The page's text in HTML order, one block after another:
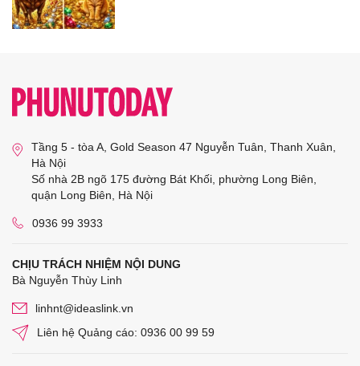
Tầng 5 - tòa A, Gold Season 47 Nguyễn Tuân, Thanh Xuân,
Hà Nội
Số nhà 2B ngõ 175 đường Bát Khối, phường Long Biên,
quận Long Biên, Hà Nội
0936 99 3933
CHỊU TRÁCH NHIỆM NỘI DUNG
Bà Nguyễn Thùy Linh
linhnt@ideaslink.vn
Liên hệ Quảng cáo: 0936 00 99 59